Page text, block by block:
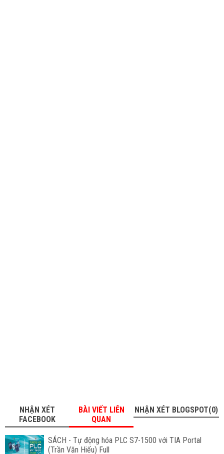
NHẬN XÉT
FACEBOOK
BÀI VIẾT LIÊN
QUAN
NHẬN XÉT BLOGSPOT(0)
SÁCH - Tự động hóa PLC S7-1500 với TIA Portal
(Trần Văn Hiếu) Full